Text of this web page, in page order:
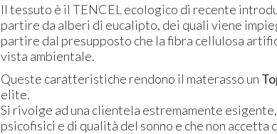
Il tessuto è il TENCEL ecologico di recente
partire da alberi di eucalipto, dei quali viene
partire dal presupposto che la fibra cellulosa
vista ambientale.
Queste caratteristiche rendono il materasso un
elite.
Si rivolge ad una clientela estremamente
psicofisici e di qualità del sonno e che non accetta